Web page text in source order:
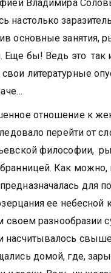
Владимира
настолько
основные занятия,
бы! Ведь это так
литературные
отношение к
перейти от
философии,
Как
для
ее
разнообразии
домой, где,